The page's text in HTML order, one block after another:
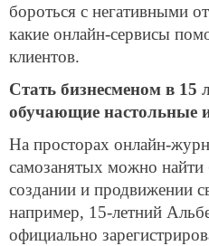
бороться с негативными
какие онлайн-сервисы
клиентов.
Стать бизнесменом в 15
обучающие настольные
На просторах онлайн-
самозанятых можно найти
создании и продвижении
например, 15-летний
официально